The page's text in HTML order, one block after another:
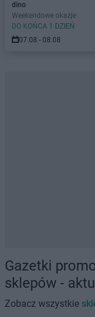
dino
Weekendowe okazje
DO KOŃCA 1 DZIEŃ
07.08 - 08.08
Gazetki
sklepów -
Zobacz wszystkie